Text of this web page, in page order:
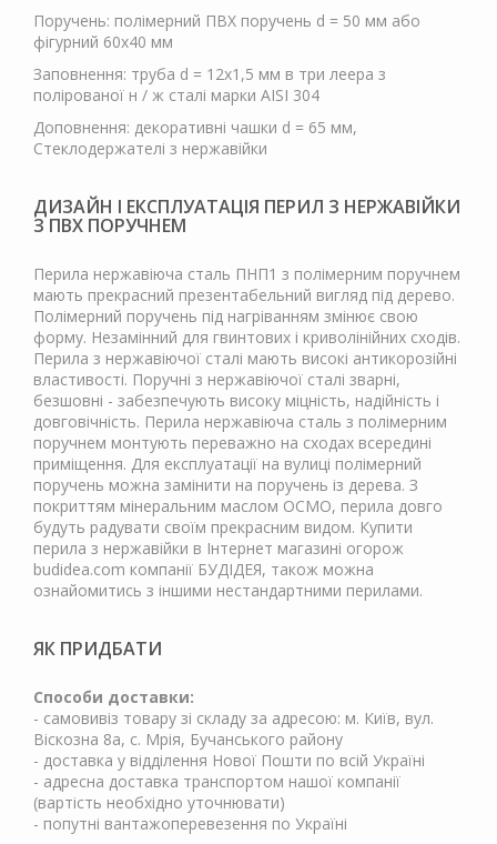
Поручень: полімерний ПВХ поручень d = 50 мм або
фігурний 60х40 мм
Заповнення: труба d = 12х1,5 мм в три леера з
полірованої н / ж сталі марки AISI 304
Доповнення: декоративні чашки d = 65 мм,
Стеклодержателі з нержавійки
ДИЗАЙН І ЕКСПЛУАТАЦІЯ ПЕРИЛ З НЕРЖАВІЙКИ
З ПВХ ПОРУЧНЕМ
Перила нержавіюча сталь ПНП1 з полімерним поручнем
мають прекрасний презентабельний вигляд під дерево.
Полімерний поручень під нагріванням змінює свою
форму. Незамінний для гвинтових і криволінійних сходів.
Перила з нержавіючої сталі мають високі антикорозійні
властивості. Поручні з нержавіючої сталі зварні,
безшовні - забезпечують високу міцність, надійність і
довговічність. Перила нержавіюча сталь з полімерним
поручнем монтують переважно на сходах всередині
приміщення. Для експлуатації на вулиці полімерний
поручень можна замінити на поручень із дерева. З
покриттям мінеральним маслом ОСМО, перила довго
будуть радувати своїм прекрасним видом. Купити
перила з нержавійки в Інтернет магазині огорож
budidea.com компанії БУДІДЕЯ, також можна
ознайомитись з іншими нестандартними перилами.
ЯК ПРИДБАТИ
Способи доставки:
- самовивіз товару зі складу за адресою: м. Київ, вул.
Віскозна 8а, с. Мрія, Бучанського району
- доставка у відділення Нової Пошти по всій Україні
- адресна доставка транспортом нашої компанії
(вартість необхідно уточнювати)
- попутні вантажоперевезення по Україні